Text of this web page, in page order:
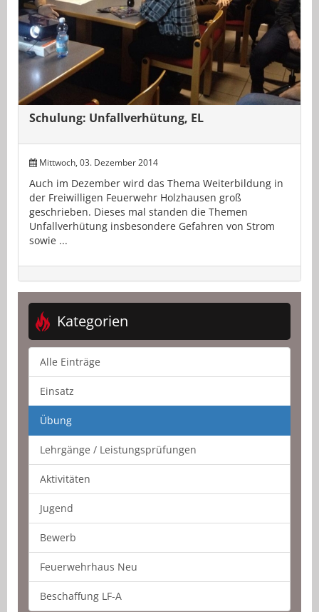
Schulung: Unfallverhütung, EL
Mittwoch, 03. Dezember 2014
Auch im Dezember wird das Thema Weiterbildung in
der Freiwilligen Feuerwehr Holzhausen groß
geschrieben. Dieses mal standen die Themen
Unfallverhütung insbesondere Gefahren von Strom
sowie ...
Kategorien
Alle Einträge
Einsatz
Übung
Lehrgänge / Leistungsprüfungen
Aktivitäten
Jugend
Bewerb
Feuerwehrhaus Neu
Beschaffung LF-A